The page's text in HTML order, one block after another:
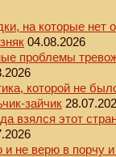
на которые нет
04.08.2026
проблемы
которой не
зайчик
взялся этот
и не верю в порчу и